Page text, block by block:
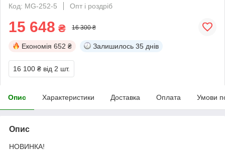
Код: MG-252-5
Опт і роздріб
15 648 ₴ 16 300 ₴
Економія 652 ₴ Залишилось 35 днів
16 100 ₴ від 2 шт.
Опис Характеристики Доставка Оплата Умови
Опис
НОВИНКА!